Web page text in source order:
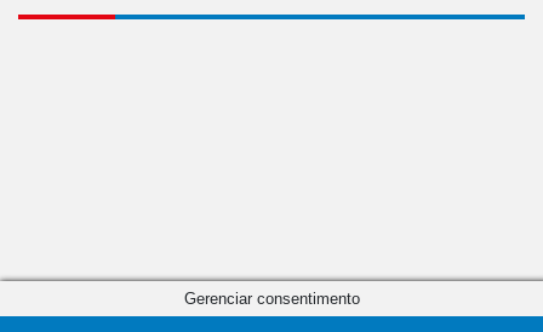
Gerenciar consentimento